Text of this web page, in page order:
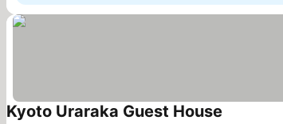
Kyoto Uraraka Guest House